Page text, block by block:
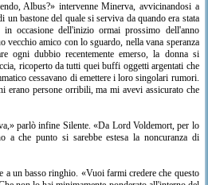
Albus?» intervenne Minerva, avvicinandosi a
bastone del quale si serviva da quando era stata
occasione dell'inizio ormai prossimo dell'anno
vecchio amico con lo sguardo, nella vana speranza
ogni dubbio recentemente emerso, la donna si
ricoperto da tutti quei buffi oggetti argentati che
cessavano di emettere i loro singolari rumori.
erano persone orribili, ma mi avevi assicurato che
parlò infine Silente. «Da Lord Voldemort, per lo
a che punto si sarebbe estesa la noncuranza di
a un basso ringhio. «Vuoi farmi credere che questo